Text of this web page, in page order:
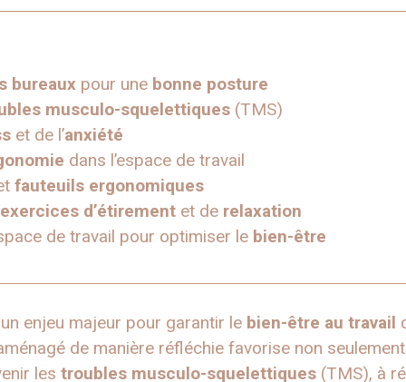
bureaux pour une bonne posture
musculo-squelettiques(TMS)
et de l’anxiété
dans l’espace de travail
fauteuils ergonomiques
exercices d’étirementet de relaxation
de travail pour optimiser le bien-être
enjeu majeur pour garantir le bien-être au travail
de manière réfléchie favorise non
les troubles musculo-squelettiques (TMS), à